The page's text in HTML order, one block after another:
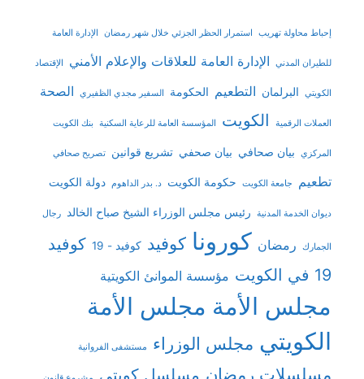
إحباط محاولة تهريب استمرار الحظر الجزئي خلال شهر رمضان الإدارة العامة
للطيران المدني الإدارة العامة للعلاقات والإعلام الأمني الإقتصاد
الكويتي البرلمان التطعيم الحكومة السفير مجدي الظفيري الصحة
العملات الرقمية الكويت المؤسسة العامة للرعاية السكنية بنك الكويت
المركزي بيان صحافي بيان صحفي تشريع قوانين تصريح صحافي
تطعيم جامعة الكويت حكومة الكويت د. بدر الداهوم دولة الكويت
ديوان الخدمة المدنية رئيس مجلس الوزراء الشيخ صباح الخالد رجال
الجمارك رمضان كورونا كوفيد كوفيد - 19
كوفيد
19 في الكويت
مؤسسة الموانئ الكويتية
مجلس الأمة مجلس الأمة
الكويتي مجلس الوزراء مستشفى الفروانية
مسلسلات رمضان مسلسل كويتي